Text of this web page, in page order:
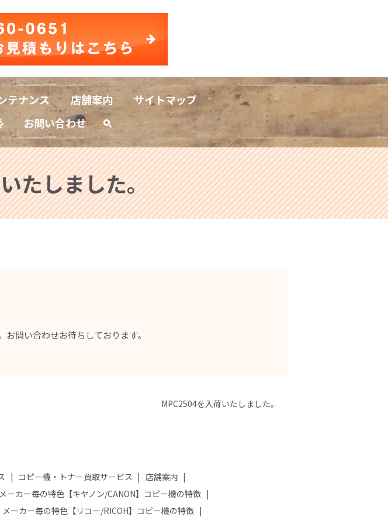
テナンス 店舗案内
サイトマップ
お問い合わせ search
たしました。
問い合わせお待ちしております。
MPC2504を入荷いたしました。
コピー機・トナー買取サービス
店舗案内
メーカー毎の特色【キヤノン/CANON】コピー機の特徴
メーカー毎の特色【リコー/RICOH】コピー機の特徴